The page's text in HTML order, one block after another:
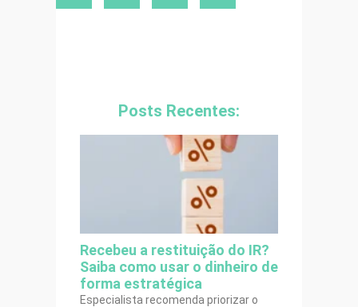
Posts Recentes:
Recebeu a restituição do IR?
Saiba como usar o dinheiro de
forma estratégica
Especialista recomenda priorizar o